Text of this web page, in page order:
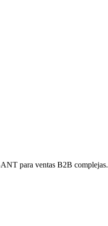
para ventas B2B complejas.